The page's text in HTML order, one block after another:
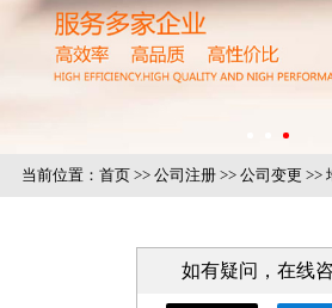
当前位置： 首页>> 公司注册>> 公司变更 >>
如有疑问，在线